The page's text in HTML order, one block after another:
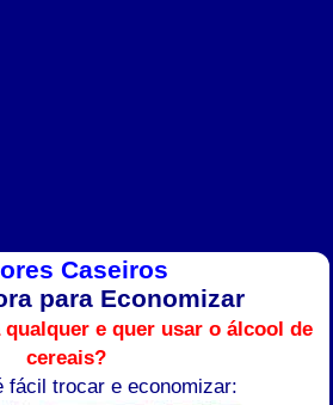
Caseiros
para Economizar
e quer usar o álcool de
cereais?
fácil trocar e economizar: